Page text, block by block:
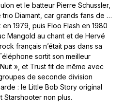
et le batteur Pierre Schussler,
trio Diamant, car grands fans de …
1979, puis Floo Flash en 1980
Mangold au chant et de Hervé
français n’était pas dans sa
sortit son meilleur
», et Trust fit de même avec
de seconde division
: le Little Bob Story original
Starshooter non plus.